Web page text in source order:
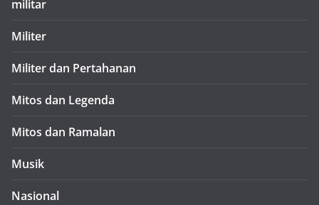
militar
Militer
Militer dan Pertahanan
Mitos dan Legenda
Mitos dan Ramalan
Musik
Nasional